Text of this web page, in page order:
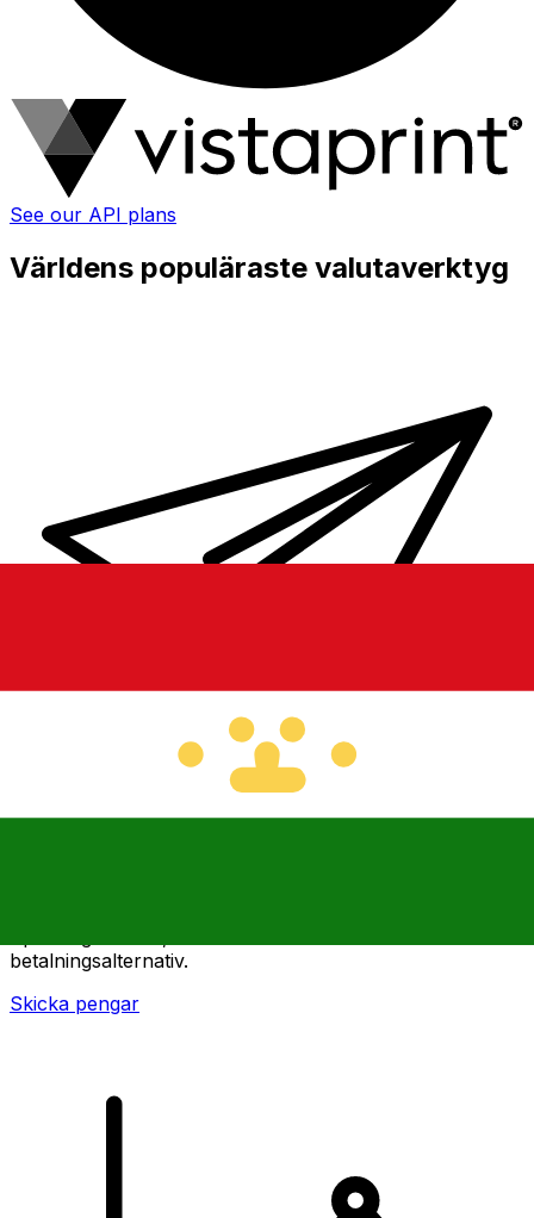
See our API plans
Världens populäraste valutaverktyg
betalningsalternativ.
Skicka pengar